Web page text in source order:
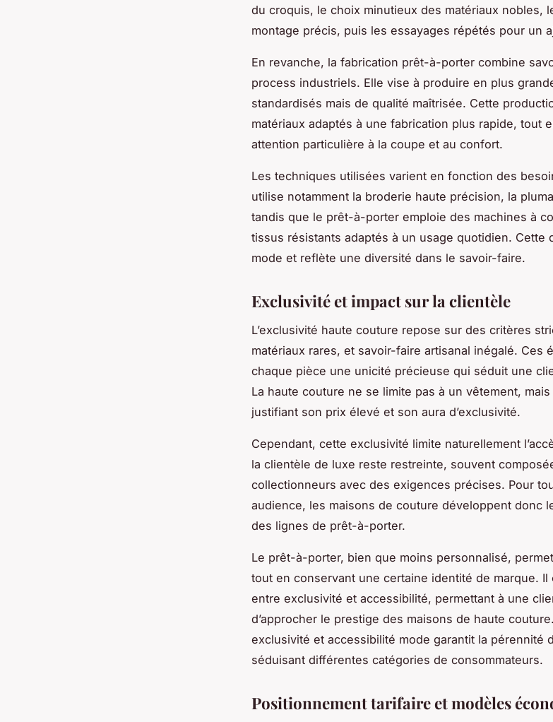
du croquis, le choix minutieux des matériaux nobles,
montage précis, puis les essayages répétés pour un
En revanche, la fabrication prêt-à-porter combine
process industriels. Elle vise à produire en plus
standardisés mais de qualité maîtrisée. Cette
matériaux adaptés à une fabrication plus rapide, tout
attention particulière à la coupe et au confort.
Les techniques utilisées varient en fonction des
utilise notamment la broderie haute précision, la
tandis que le prêt-à-porter emploie des machines à
tissus résistants adaptés à un usage quotidien. Cette
mode et reflète une diversité dans le savoir-faire.
Exclusivité et impact sur la clientèle
L’exclusivité haute couture repose sur des critères
matériaux rares, et savoir-faire artisanal inégalé. Ces
chaque pièce une unicité précieuse qui séduit une
La haute couture ne se limite pas à un vêtement,
justifiant son prix élevé et son aura d’exclusivité.
Cependant, cette exclusivité limite naturellement
la clientèle de luxe reste restreinte, souvent
collectionneurs avec des exigences précises. Pour
audience, les maisons de couture développent donc
des lignes de prêt-à-porter.
Le prêt-à-porter, bien que moins personnalisé,
tout en conservant une certaine identité de marque.
entre exclusivité et accessibilité, permettant à une
d’approcher le prestige des maisons de haute
exclusivité et accessibilité mode garantit la pérennité
séduisant différentes catégories de consommateurs.
Positionnement tarifaire et modèles